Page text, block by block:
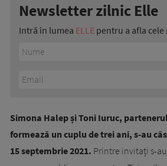
Newsletter zilnic Elle
Intră în lumea ELLE pentru a afla
Simona Halep și Toni Iuruc,
formează un cuplu de trei ani, s-au
15 septembrie 2021. Printre invitați s-